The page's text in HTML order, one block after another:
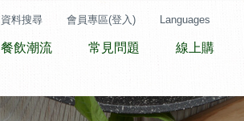
餐飲潮流 常見問題 線上購
資料搜尋 會員專區(登入) Languages